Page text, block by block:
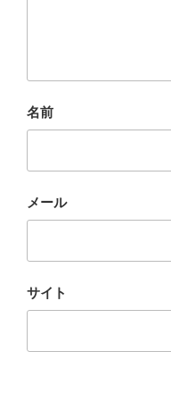
名前
メール
サイト